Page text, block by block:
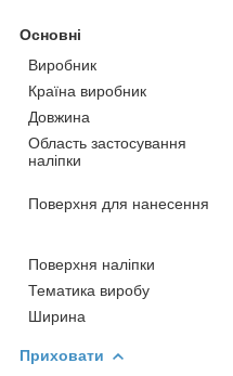
Основні
Виробник
Країна виробник
Довжина
Область застосування
наліпки
Поверхня для нанесення
Поверхня наліпки
Тематика виробу
Ширина
Приховати